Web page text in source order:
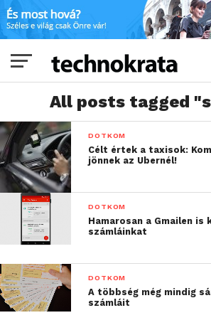
All posts tagged
DOTKOM
Célt értek a taxisok:
jönnek az Ubernél!
DOTKOM
Hamarosan a Gmailen
számláinkat
DOTKOM
A többség még mindig
számláit